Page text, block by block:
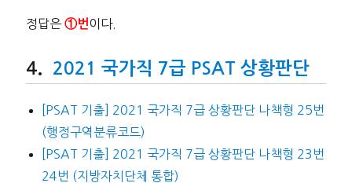
정답은 ①번 이다.
2021 국가직 7급 PSAT 상황판단
[PSAT 기출] 2021 국가직 7급 상황판단 나책형 25번
(행정구역분류코드)
[PSAT 기출] 2021 국가직 7급 상황판단 나책형 23번
24번 (지방자치단체 통합)